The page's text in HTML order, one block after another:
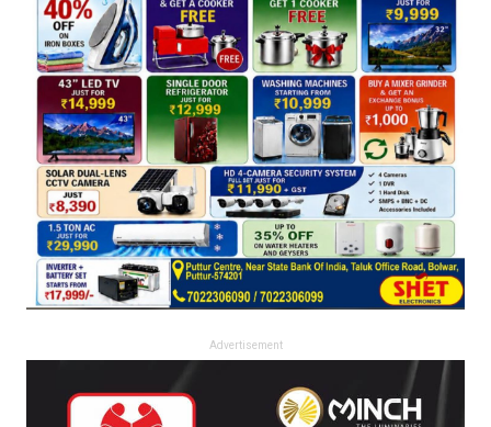
Advertisement